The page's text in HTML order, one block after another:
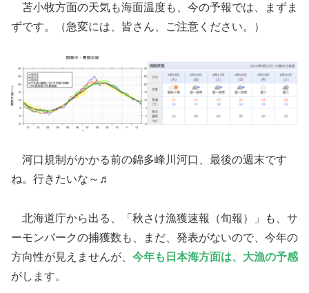
苫小牧方面の天気も海面温度も、今の予報では、まずま
ずです。（急変には、皆さん、ご注意ください。）
河口規制がかかる前の錦多峰川河口、最後の週末です
ね。行きたいな～♬
北海道庁から出る、「秋さけ漁獲速報（旬報）」も、サ
ーモンパークの捕獲数も、まだ、発表がないので、今年の
方向性が見えませんが、 今年も日本海方面は、大漁の予感
がします。